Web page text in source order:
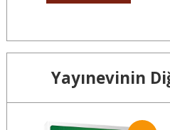
Yayınevinin